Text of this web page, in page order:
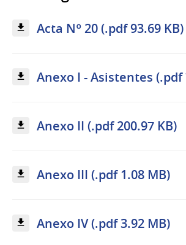
Acta Nº 20 (.pdf 93.69 KB)
Anexo I - Asistentes (.pdf
Anexo II (.pdf 200.97 KB)
Anexo III (.pdf 1.08 MB)
Anexo IV (.pdf 3.92 MB)